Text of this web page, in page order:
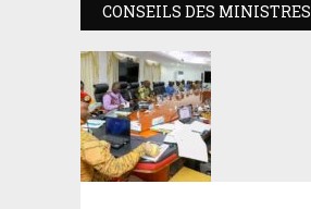
CONSEILS DES MINISTRES